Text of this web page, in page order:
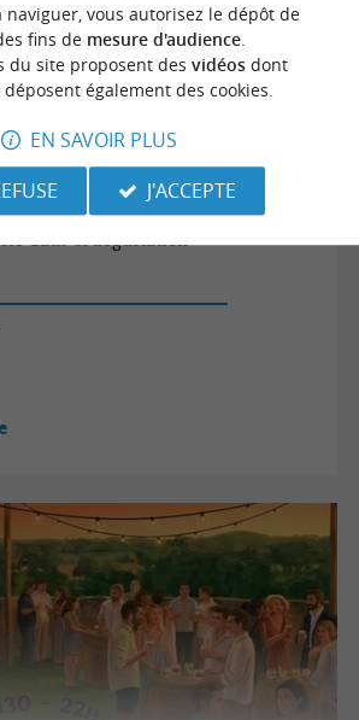
Cath' & dégustation
naviguer, vous autorisez le dépôt de
fins de mesure d'audience.
du site proposent des vidéosdont
également des cookies.
EN SAVOIR PLUS
J'ACCEPTE